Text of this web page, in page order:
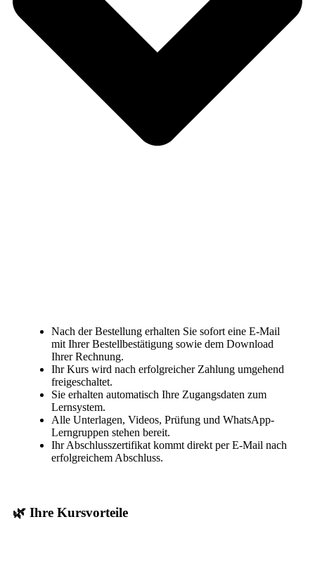
Nach der Bestellung erhalten Sie sofort eine E-Mail
mit Ihrer Bestellbestätigung sowie dem Download
Ihrer Rechnung.
Ihr Kurs wird nach erfolgreicher Zahlung umgehend
freigeschaltet.
Sie erhalten automatisch Ihre Zugangsdaten zum
Lernsystem.
Alle Unterlagen, Videos, Prüfung und WhatsApp-
Lerngruppen stehen bereit.
Ihr Abschlusszertifikat kommt direkt per E-Mail nach
erfolgreichem Abschluss.
🌿 Ihre Kursvorteile